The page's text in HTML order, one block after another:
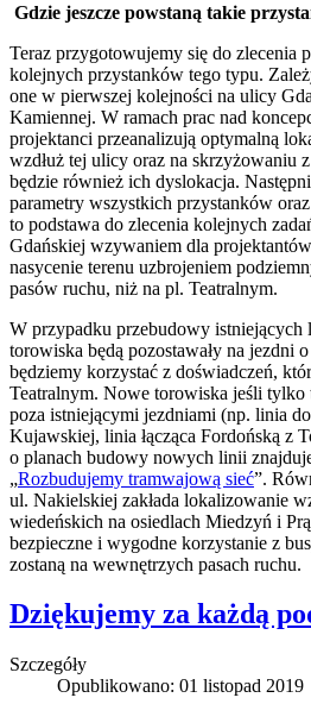
Gdzie jeszcze powstaną takie
Teraz przygotowujemy się do zlecenia
kolejnych przystanków tego typu.
one w pierwszej kolejności na ulicy
Kamiennej. W ramach prac nad
projektanci przeanalizują optymalną
wzdłuż tej ulicy oraz na skrzyżowaniu
będzie również ich dyslokacja.
parametry wszystkich przystanków
to podstawa do zlecenia kolejnych
Gdańskiej wzywaniem dla
nasycenie terenu uzbrojeniem
pasów ruchu, niż na pl. Teatralnym.
W przypadku przebudowy
torowiska będą pozostawały na jezdni
będziemy korzystać z doświadczeń,
Teatralnym. Nowe torowiska jeśli
poza istniejącymi jezdniami (np. linia
Kujawskiej, linia łącząca Fordońską z
o planach budowy nowych linii
„Rozbudujemy tramwajową sieć”.
ul. Nakielskiej zakłada lokalizowanie
wiedeńskich na osiedlach Miedzyń i
bezpieczne i wygodne korzystanie z
zostaną na wewnętrzych pasach ruchu.
Dziękujemy za każdą
Szczegóły
Opublikowano: 01 listopad 2019